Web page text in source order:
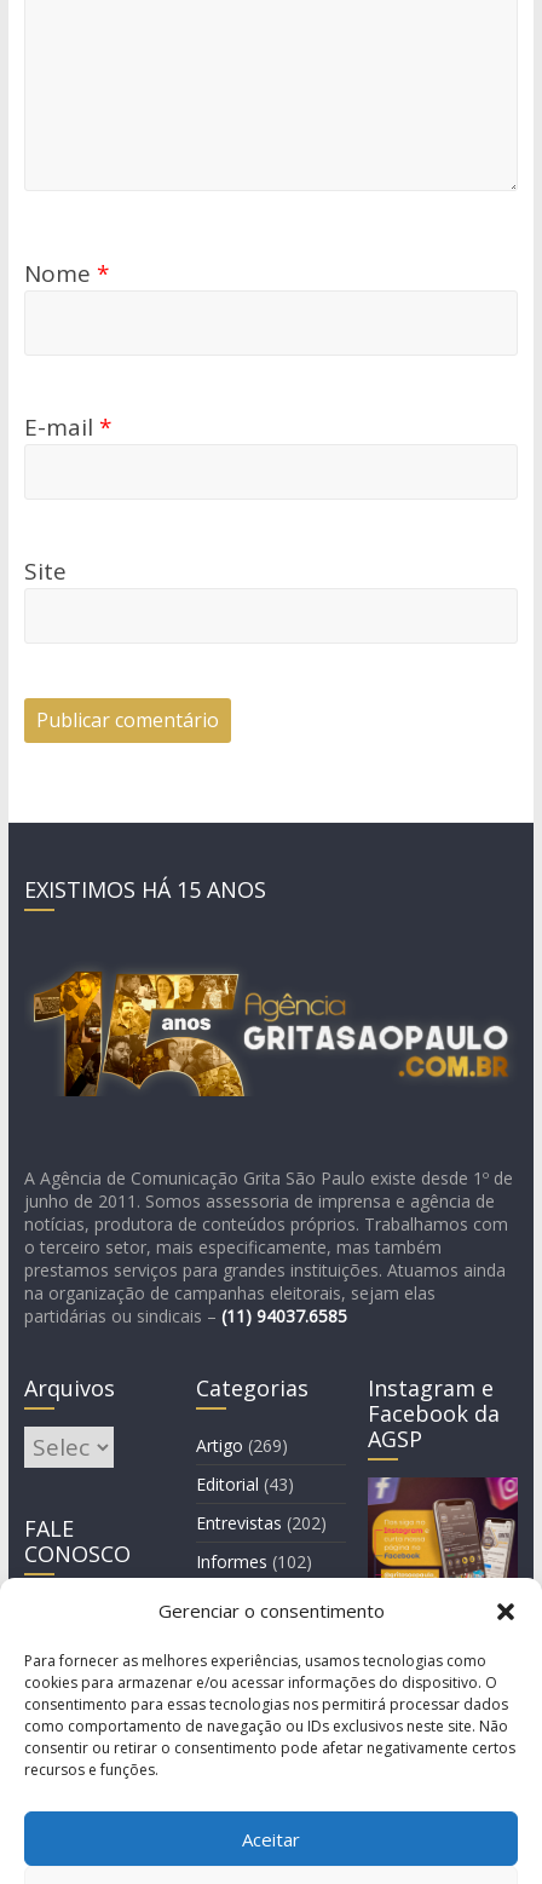
Gerenciar o consentimento
Para fornecer as melhores experiências, usamos tecnologias como
cookies para armazenar e/ou acessar informações do dispositivo. O
consentimento para essas tecnologias nos permitirá processar dados
como comportamento de navegação ou IDs exclusivos neste site. Não
consentir ou retirar o consentimento pode afetar negativamente certos
recursos e funções.
Aceitar
Nome *
E-mail *
Site
EXISTIMOS HÁ 15 ANOS
A Agência de Comunicação Grita São Paulo existe desde 1º de
junho de 2011. Somos assessoria de imprensa e agência de
notícias, produtora de conteúdos próprios. Trabalhamos com
o terceiro setor, mais especificamente, mas também
prestamos serviços para grandes instituições. Atuamos ainda
na organização de campanhas eleitorais, sejam elas
partidárias ou sindicais – (11) 94037.6585
Arquivos
Arquivos
FALE
CONOSCO
Categorias
Artigo (269)
Editorial (43)
Entrevistas (202)
Informes (102)
Manchete
Instagram e
Facebook da
AGSP